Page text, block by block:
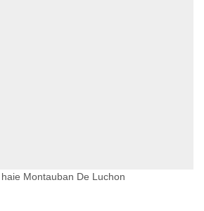
Montauban De Luchon